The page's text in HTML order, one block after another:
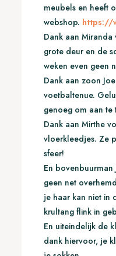
meubels en heeft
webshop. https://
Dank aan
grote deur en de
weken even geen
Dank aan zoon
voetbaltenue.
genoeg om aan te
Dank aan Mirthe
vloerkleedjes. Ze
sfeer!
En
geen net
je haar kan niet in
krultang flink in
En uiteindelijk de
dank hiervoor, je